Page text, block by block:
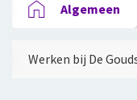
Algemeen
Werken bij De